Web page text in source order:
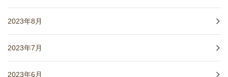
2023年8月
2023年7月
2023年6月